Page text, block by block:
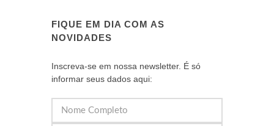
FIQUE EM DIA COM AS
NOVIDADES
Inscreva-se em nossa newsletter. É só
informar seus dados aqui: